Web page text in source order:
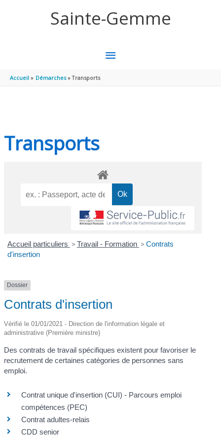
Sainte-Gemme
MENU
Accueil Démarches Transports
Transports
Accueil particuliers > Travail - Formation > Contrats
d'insertion
Dossier
Contrats d'insertion
Vérifié le 01/01/2021 - Direction de l'information légale et
administrative (Première ministre)
Des contrats de travail spécifiques existent pour favoriser le
recrutement de certaines catégories de personnes sans
emploi.
Contrat unique d'insertion (CUI) - Parcours emploi
compétences (PEC)
Contrat adultes-relais
CDD senior